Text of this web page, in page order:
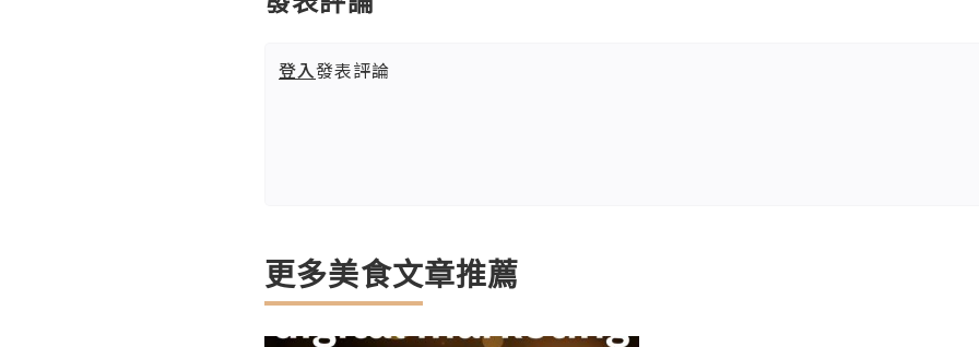
登入發表評論
更多美食文章推薦